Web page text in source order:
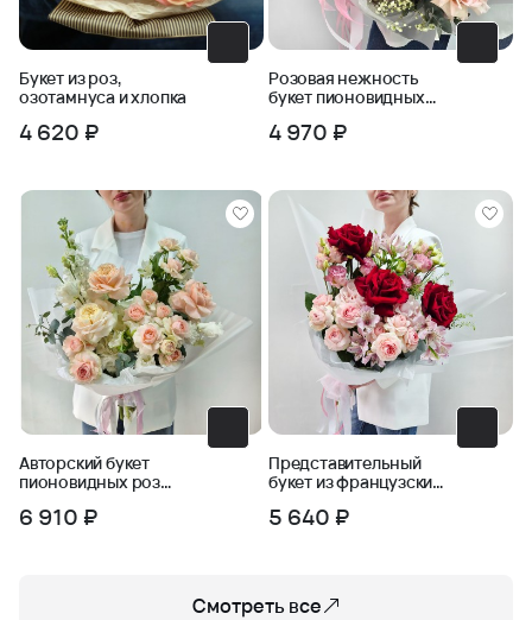
Букет из роз,
озотамнуса и хлопка
4 620 ₽
Розовая нежность
букет пионовидных
4 970 ₽
Авторский букет
пионовидных роз
6 910 ₽
Представительный
букет из французских
5 640 ₽
Смотреть все